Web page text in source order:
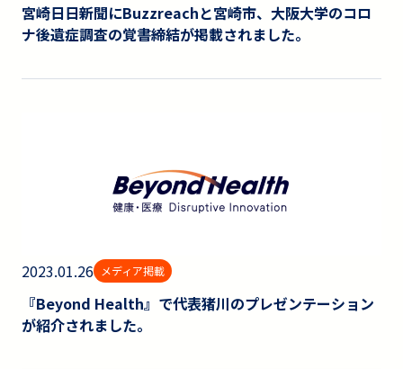
宮崎日日新聞にBuzzreachと宮崎市、大阪大学のコロ
ナ後遺症調査の覚書締結が掲載されました。
2023.01.26 メディア掲載
『Beyond Health』で代表猪川のプレゼンテーション
が紹介されました。